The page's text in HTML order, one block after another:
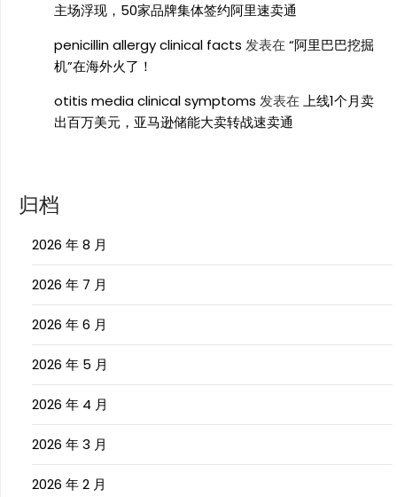
主场浮现，50家品牌集体签约阿里速卖通
penicillin allergy clinical facts 发表在 “阿里巴巴挖掘
机”在海外火了！
otitis media clinical symptoms 发表在 上线1个月卖
出百万美元，亚马逊储能大卖转战速卖通
归档
2026 年 8 月
2026 年 7 月
2026 年 6 月
2026 年 5 月
2026 年 4 月
2026 年 3 月
2026 年 2 月